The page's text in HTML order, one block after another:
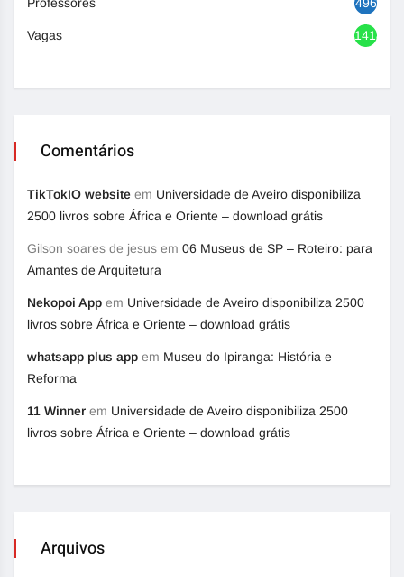
Vagas 1418
Comentários
TikTokIO website em Universidade de Aveiro disponibiliza
2500 livros sobre África e Oriente – download grátis
Gilson soares de jesus em 06 Museus de SP – Roteiro: para
Amantes de Arquitetura
Nekopoi App em Universidade de Aveiro disponibiliza 2500
livros sobre África e Oriente – download grátis
whatsapp plus app em Museu do Ipiranga: História e
Reforma
11 Winner em Universidade de Aveiro disponibiliza 2500
livros sobre África e Oriente – download grátis
Arquivos